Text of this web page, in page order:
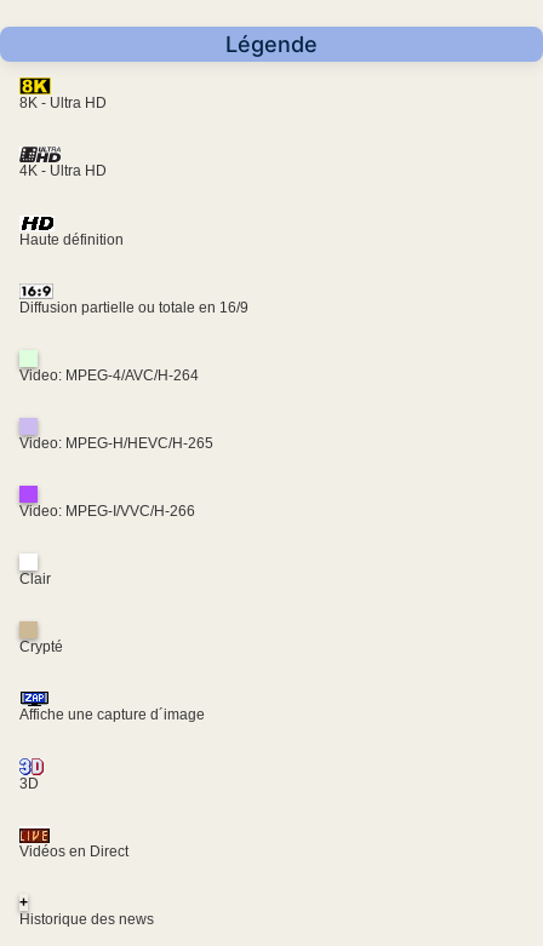
Légende
8K - Ultra HD
4K - Ultra HD
Haute définition
Diffusion partielle ou totale en 16/9
Video: MPEG-4/AVC/H-264
Video: MPEG-H/HEVC/H-265
Video: MPEG-I/VVC/H-266
Clair
Crypté
Affiche une capture d´image
3D
Vidéos en Direct
+
Historique des news